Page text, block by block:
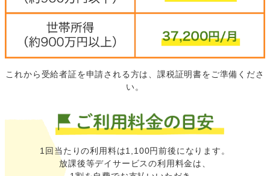
これから受給者証を申請される方は、課税証明書をご準備くださ
い。
1回当たりの利用料は1,100円前後になります。
放課後等デイサービスの利用料金は、